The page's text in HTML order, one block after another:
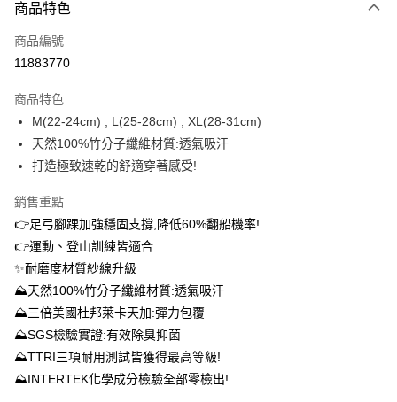
信用卡一次付款
信用卡分期付款
合作金庫商業銀行
華南商業銀行
彰化商業銀行
上海商業儲蓄銀行
台北富邦商業銀行
國泰世華商業銀行
匯豐（台灣）商業銀行
聯邦商業銀行
遠東國際商業銀行
元大商業銀行
台新國際商業銀行
台灣樂天信用卡公司
6 期 0 利率 每期
華南商業銀行
彰化商業銀行
上海商業儲蓄銀行
臺灣中小企業銀行
匯豐（台灣）商業銀行
華泰商業銀行
聯邦商業銀行
元大商業銀行
玉山商業銀行
星展（台灣）商業銀行
台灣樂天信用卡公司
12 期 0 利率 每期 NT$152
合作金庫商業銀行
上海商業儲蓄銀行
國泰世華商業銀行
兆豐國際商業銀行
臺灣中小企業銀行
台中商業銀行
匯豐（台灣）商業銀行
聯邦商業銀行
元大商業銀行
永豐商業銀行
玉山商業銀行
台新國際商業銀行
24 期 0 利率 每期NT$76
華南商業銀行
上海商業儲蓄銀行
台北富邦商業銀行
兆豐國際商業銀行
台中商業銀行
華泰商業銀行
遠東國際商業銀行
元大商業銀行
永豐商業銀行
星展（台灣）商業銀行
中國信託商業銀行
台灣樂天信用卡公司
LINE Pay
Apple Pay
悠遊付
大哥付你分期
相關說明
【大哥付你分期使用說明】
1.本服務由台灣大哥大提供，台灣大哥大用戶可立即使用無須另外申請。
AFTEE先享後付
商品特色
商品編號
11883770
商品特色
M(22-24cm) ; L(25-28cm) ; XL(28-31cm)
天然100%竹分子纖維材質:透氣吸汗
打造極致速乾的舒適穿著感受!
銷售重點
👉足弓腳踝加強穩固支撐,降低60%翻船機率!
👉運動、登山訓練皆適合
✨耐磨度材質紗線升級
⛰天然100%竹分子纖維材質:透氣吸汗
⛰三倍美國杜邦萊卡天加:彈力包覆
⛰SGS檢驗實證:有效除臭抑菌
⛰TTRI三項耐用測試皆獲得最高等級!
⛰INTERTEK化學成分檢驗全部零檢出!